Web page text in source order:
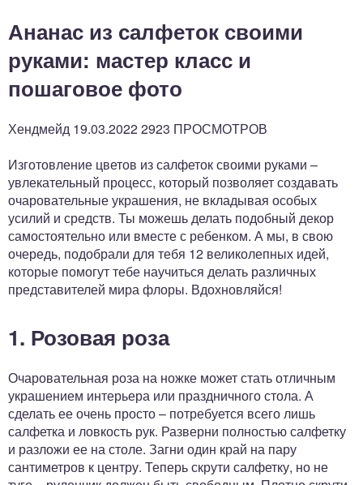
Ананас из салфеток своими
руками: мастер класс и
пошаговое фото
Хендмейд 19.03.2022 2923 ПРОСМОТРОВ
Изготовление цветов из салфеток своими руками –
увлекательный процесс, который позволяет создавать
очаровательные украшения, не вкладывая особых
усилий и средств. Ты можешь делать подобный декор
самостоятельно или вместе с ребенком. А мы, в свою
очередь, подобрали для тебя 12 великолепных идей,
которые помогут тебе научиться делать различных
представителей мира флоры. Вдохновляйся!
1. Розовая роза
Очаровательная роза на ножке может стать отличным
украшением интерьера или праздничного стола. А
сделать ее очень просто – потребуется всего лишь
салфетка и ловкость рук. Разверни полностью салфетку
и разложи ее на столе. Загни один край на пару
сантиметров к центру. Теперь скрути салфетку, но не